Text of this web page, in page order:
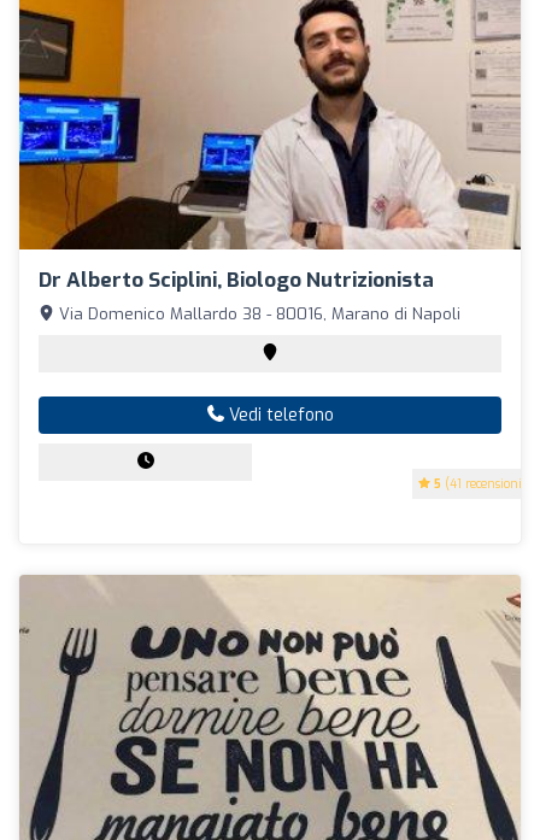
Dr Alberto Sciplini, Biologo Nutrizionista
5 (41 recensioni)
Via Domenico Mallardo 38 - 80016, Marano di Napoli
Vedi telefono